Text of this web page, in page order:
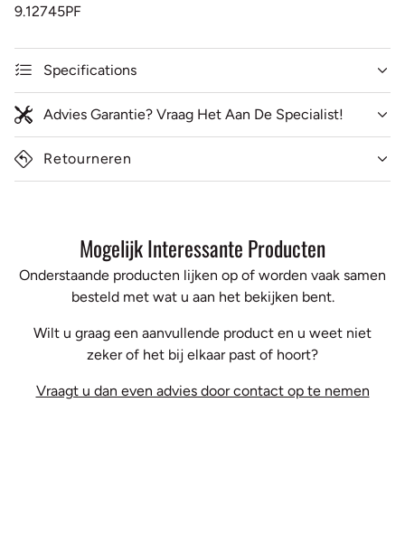
9.12745PF
Specifications
Advies Garantie? Vraag Het Aan De Specialist!
Retourneren
Mogelijk Interessante Producten
Onderstaande producten lijken op of worden vaak samen
besteld met wat u aan het bekijken bent.
Wilt u graag een aanvullende product en u weet niet
zeker of het bij elkaar past of hoort?
Vraagt u dan even advies door contact op te nemen